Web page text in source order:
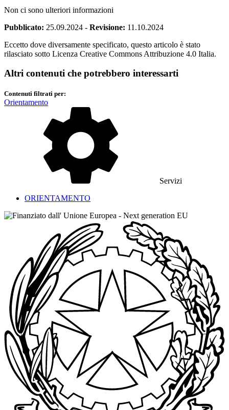
Non ci sono ulteriori informazioni
Pubblicato: 25.09.2024 - Revisione: 11.10.2024
Eccetto dove diversamente specificato, questo articolo è stato
rilasciato sotto Licenza Creative Commons Attribuzione 4.0 Italia.
Altri contenuti che potrebbero interessarti
Contenuti filtrati per:
Orientamento
Servizi
ORIENTAMENTO